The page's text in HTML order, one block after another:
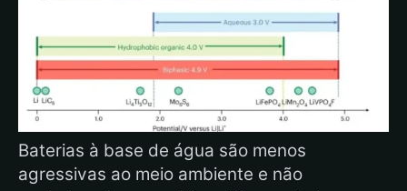
Baterias à base de água são menos
agressivas ao meio ambiente e não